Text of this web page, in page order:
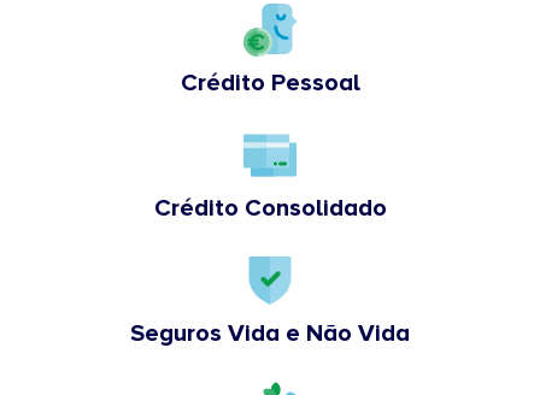
Crédito Pessoal
Crédito Consolidado
Seguros Vida e Não Vida